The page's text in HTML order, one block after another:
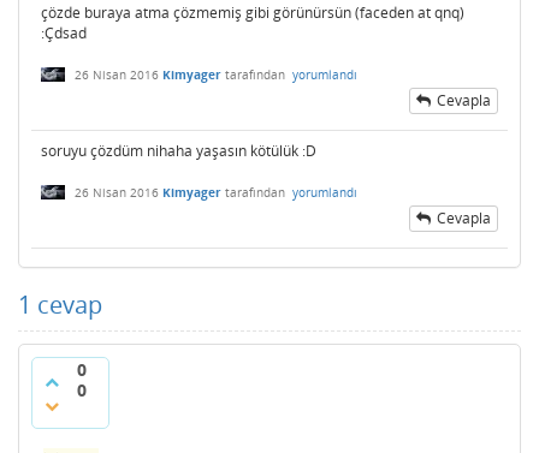
çözde buraya atma çözmemiş gibi görünürsün (faceden at qnq)
:Çdsad
26 Nisan 2016 Kimyager tarafından yorumlandı
Cevapla
soruyu çözdüm nihaha yaşasın kötülük :D
26 Nisan 2016 Kimyager tarafından yorumlandı
Cevapla
1 cevap
0
0